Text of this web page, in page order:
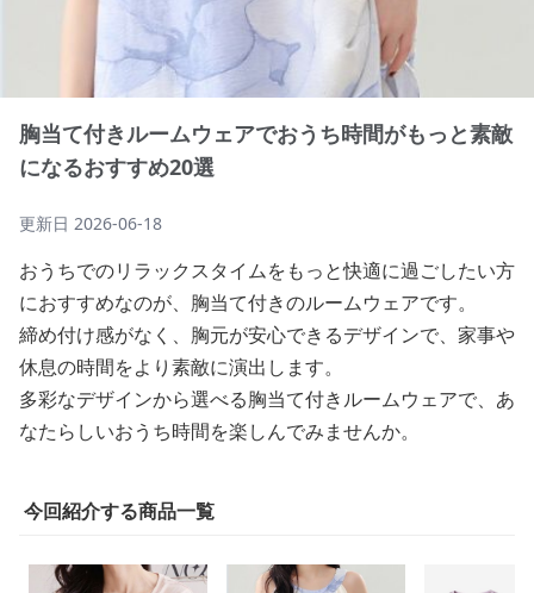
胸当て付きルームウェアでおうち時間がもっと素敵
になるおすすめ20選
更新日 2026-06-18
おうちでのリラックスタイムをもっと快適に過ごしたい方
におすすめなのが、胸当て付きのルームウェアです。
締め付け感がなく、胸元が安心できるデザインで、家事や
休息の時間をより素敵に演出します。
多彩なデザインから選べる胸当て付きルームウェアで、あ
なたらしいおうち時間を楽しんでみませんか。
今回紹介する商品一覧